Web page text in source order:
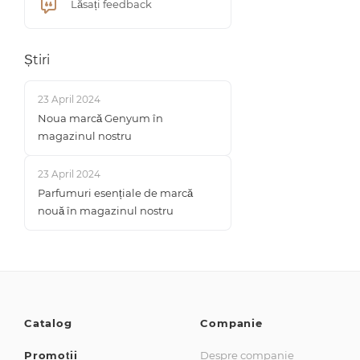
Lăsați feedback
Știri
23 April 2024
Noua marcă Genyum în
magazinul nostru
23 April 2024
Parfumuri esențiale de marcă
nouă în magazinul nostru
Catalog
Promoții
Companie
Despre companie